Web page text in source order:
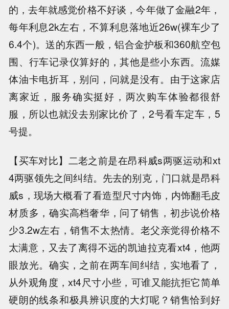
的，去年就感觉价格不好谈，今年做了金融2年，
每年利息2k左右，不算利息落地近26w(裸车少了
6.4个)。送的东西一般，铝合金护板和360航空包
围、行车记录仪算好的，其他是些小东西。流媒
体油卡电折耳，别问，问就是没有。由于这家店
离家近，服务确实挺好，两次购车体验都很舒
服，所以也就没去别家比价了，2号看车定车，5
号提。
【买车对比】二老之前是在昂科威s两驱运动和xt
4两驱领先之间纠结。先去的别克，门口就是昂科
威s，现场大概看了看造型尺寸内饰，内饰翻毛皮
材质多，确实高档奢华，问了销售，初步说价格
少3.2w左右，销售不太热情。老父亲觉得价格不
太满意，又去了离得不远的凯迪拉克看xt4，他两
眼放光。确实，之前在两车间纠结，实地看了，
从外观角度，xt4尺寸小些，可谁又能抗拒它简单
硬朗的线条和极具辨识度的大灯呢？销售恰到好